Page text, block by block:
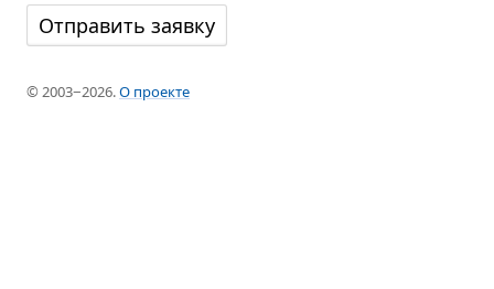
© 2003−2026.О проекте